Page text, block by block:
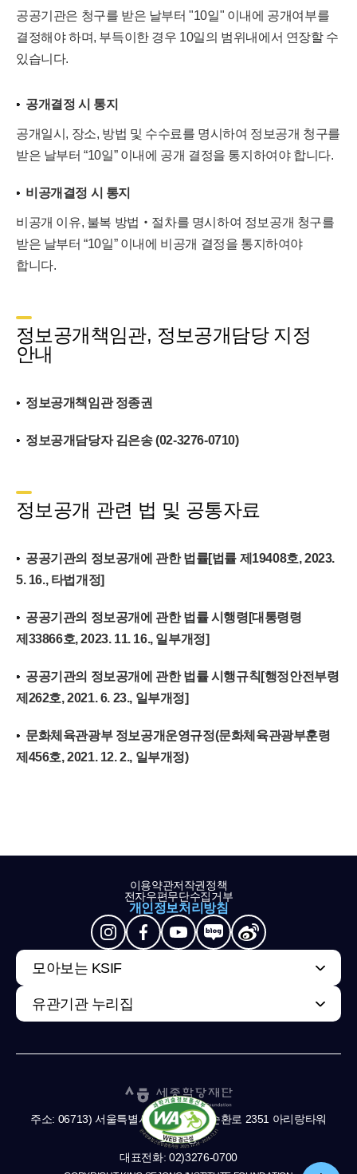
공공기관은 청구를 받은 날부터 "10일" 이내에 공개여부를
결정해야 하며, 부득이한 경우 10일의 범위내에서 연장할 수
있습니다.
공개결정 시 통지
공개일시, 장소, 방법 및 수수료를 명시하여 정보공개 청구를
받은 날부터 “10일” 이내에 공개 결정을 통지하여야 합니다.
비공개결정 시 통지
비공개 이유, 불복 방법‧절차를 명시하여 정보공개 청구를
받은 날부터 “10일” 이내에 비공개 결정을 통지하여야
합니다.
정보공개책임관, 정보공개담당 지정
안내
정보공개책임관 정종권
정보공개담당자 김은송 (02-3276-0710)
정보공개 관련 법 및 공통자료
공공기관의 정보공개에 관한 법률[법률 제19408호, 2023.
5. 16., 타법개정]
공공기관의 정보공개에 관한 법률 시행령[대통령령
제33866호, 2023. 11. 16., 일부개정]
공공기관의 정보공개에 관한 법률 시행규칙[행정안전부령
제262호, 2021. 6. 23., 일부개정]
문화체육관광부 정보공개운영규정(문화체육관광부훈령
제456호, 2021. 12. 2., 일부개정)
이용약관저작권정책
전자우편무단수집거부
개인정보처리방침
모아보는 KSIF
유관기관 누리집
주소: 06713) 서울특별시 서초구 남부순환로 2351 아리랑타워
11,13층
대표전화: 02)3276-0700